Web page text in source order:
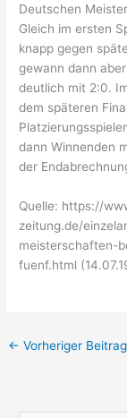
Deutschen
Gleich im ersten
knapp gegen
gewann dann
deutlich mit 2:0.
dem späteren
dann Winnenden
der
Quelle: https://
zeitung.de/
meisterschaften-
fuenf.html
← Vorheriger Beitrag